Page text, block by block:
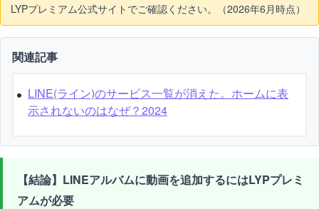
LYPプレミアム公式サイトでご確認ください。（2026年6月時点）
関連記事
LINE(ライン)のサービス一覧が消えた。ホームに表
示されないのはなぜ？2024
【結論】LINEアルバムに動画を追加するにはLYPプレミ
アムが必要